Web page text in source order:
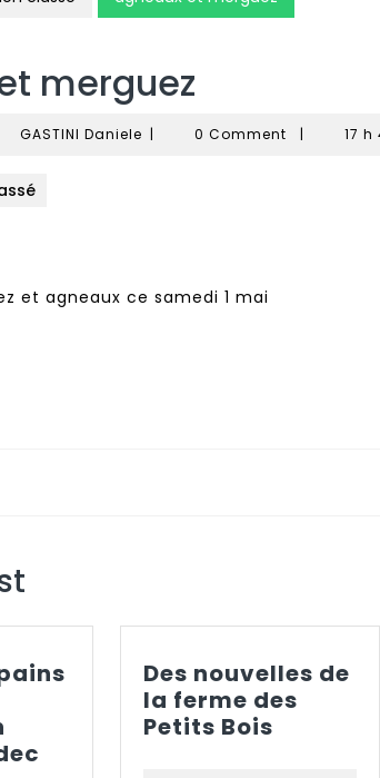
merguez
GASTINI DanieleGASTINI
| 0 Comment | 17 h
et agneaux ce samedi 1 mai
Des nouvelles de
la ferme des
Petits BoisDes